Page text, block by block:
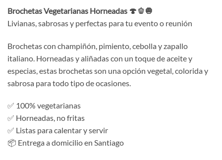
Brochetas Vegetarianas Horneadas 🍄🫑🧅
Livianas, sabrosas y perfectas para tu evento o reunión
Brochetas con champiñón, pimiento, cebolla y zapallo
italiano. Horneadas y aliñadas con un toque de aceite y
especias, estas brochetas son una opción vegetal, colorida y
sabrosa para todo tipo de ocasiones.
✅ 100% vegetarianas
✅ Horneadas, no fritas
✅ Listas para calentar y servir
📦 Entrega a domicilio en Santiago